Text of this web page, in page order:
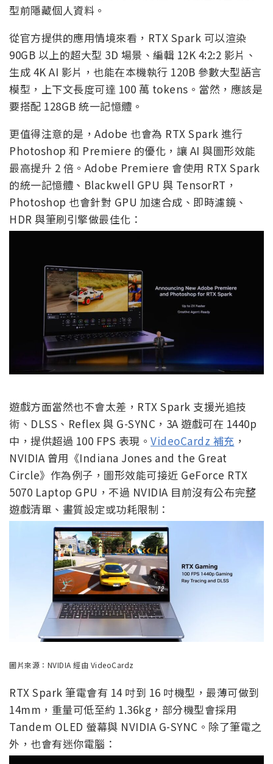
型前隱藏個人資料。
從官方提供的應用情境來看，RTX Spark 可以渲染
90GB 以上的超大型 3D 場景、編輯 12K 4:2:2 影片、
生成 4K AI 影片，也能在本機執行 120B 參數大型語言
模型，上下文長度可達 100 萬 tokens。當然，應該是
要搭配 128GB 統一記憶體。
更值得注意的是，Adobe 也會為 RTX Spark 進行
Photoshop 和 Premiere 的優化，讓 AI 與圖形效能
最高提升 2 倍。Adobe Premiere 會使用 RTX Spark
的統一記憶體、Blackwell GPU 與 TensorRT，
Photoshop 也會針對 GPU 加速合成、即時濾鏡、
HDR 與筆刷引擎做最佳化：
遊戲方面當然也不會太差，RTX Spark 支援光追技
術、DLSS、Reflex 與 G-SYNC，3A 遊戲可在 1440p
中，提供超過 100 FPS 表現。 VideoCardz 補充 ，
NVIDIA 曾用《Indiana Jones and the Great
Circle》作為例子，圖形效能可接近 GeForce RTX
5070 Laptop GPU，不過 NVIDIA 目前沒有公布完整
遊戲清單、畫質設定或功耗限制：
圖片來源：NVIDIA 經由 VideoCardz
RTX Spark 筆電會有 14 吋到 16 吋機型，最薄可做到
14mm，重量可低至約 1.36kg，部分機型會採用
Tandem OLED 螢幕與 NVIDIA G-SYNC。除了筆電之
外，也會有迷你電腦：